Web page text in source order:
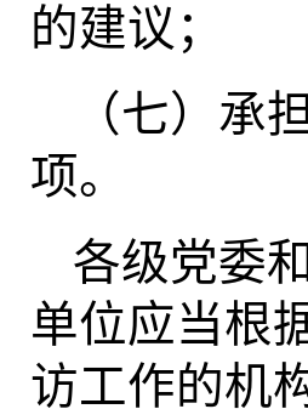
的建议；
（七）承
项。
各级党委
单位应当根
访工作的机